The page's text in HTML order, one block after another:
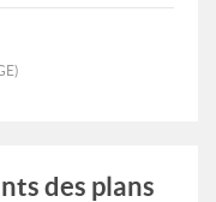
des plans